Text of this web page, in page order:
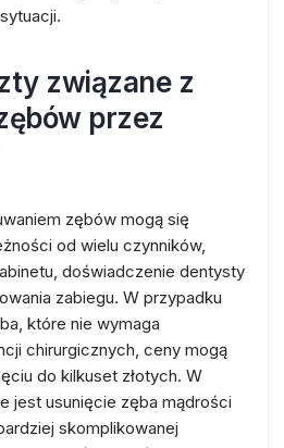
związane z
przez
zębów mogą się
od wielu czynników,
doświadczenie dentysty
zabiegu. W przypadku
które nie wymaga
chirurgicznych, ceny mogą
do kilkuset złotych. W
jest usunięcie zęba mądrości
skomplikowanej